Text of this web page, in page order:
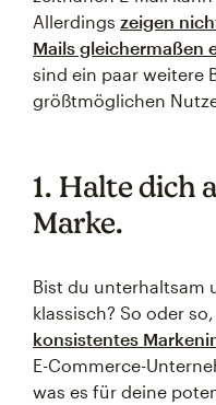
Allerdings zeigen
Mails gleichermaßen
sind ein paar weitere
größtmöglichen
1. Halte dich
Marke.
Bist du unterhaltsam
klassisch? So oder
konsistentes
E-Commerce-
was es für deine